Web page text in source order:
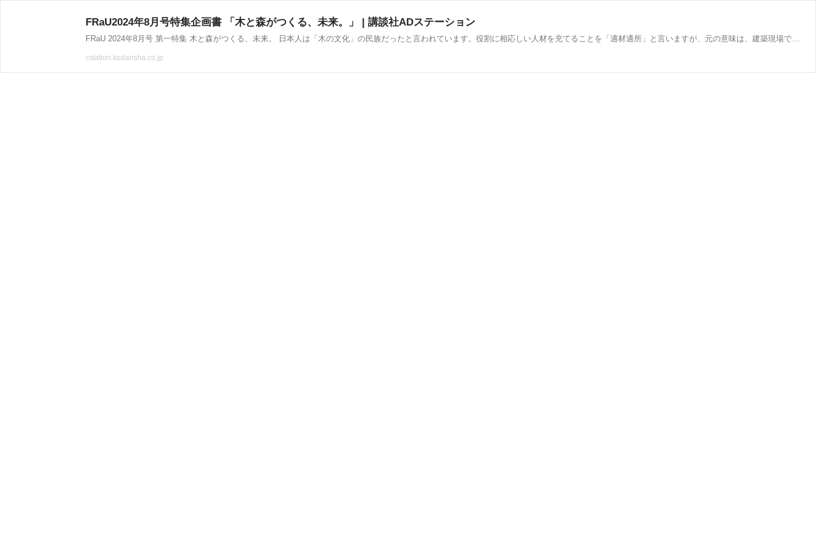
FRaU2024年8月号特集企画書 「木と森がつくる、未来。」 | 講談社ADステーション
FRaU 2024年8月号 第一特集 木と森がつくる、未来。 日本人は「木の文化」の民族だったと言われています。役割に相応しい人材を充てることを「適材適所」と言いますが、元の意味は、建築現場で特徴に
cstation.kodansha.co.jp